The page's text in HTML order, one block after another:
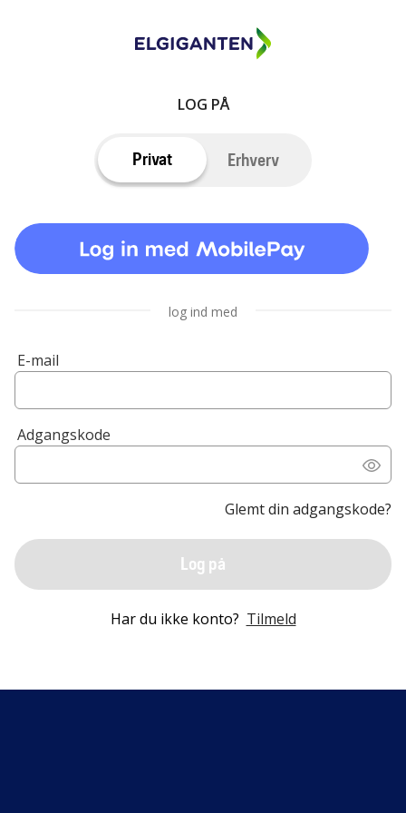
LOG PÅ
Privat Erhverv
log ind med
E-mail
Adgangskode
Glemt din adgangskode?
Log på
Har du ikke konto? Tilmeld